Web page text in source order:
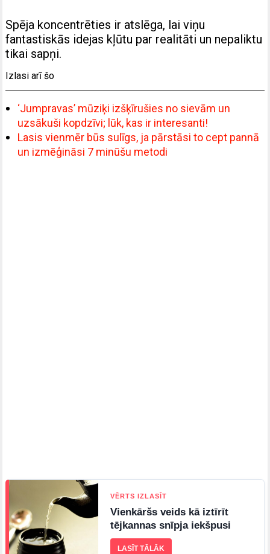
Spēja koncentrēties ir atslēga, lai viņu
fantastiskās idejas kļūtu par realitāti un nepaliktu
tikai sapņi.
Izlasi arī šo
‘Jumpravas’ mūziķi izšķīrušies no sievām un
uzsākuši kopdzīvi; lūk, kas ir interesanti!
Lasis vienmēr būs sulīgs, ja pārstāsi to cept pannā
un izmēģināsi 7 minūšu metodi
VĒRTS IZLASĪT
Vienkāršs veids kā iztīrīt
tējkannas snīpja iekšpusi
LASĪT TĀLĀK